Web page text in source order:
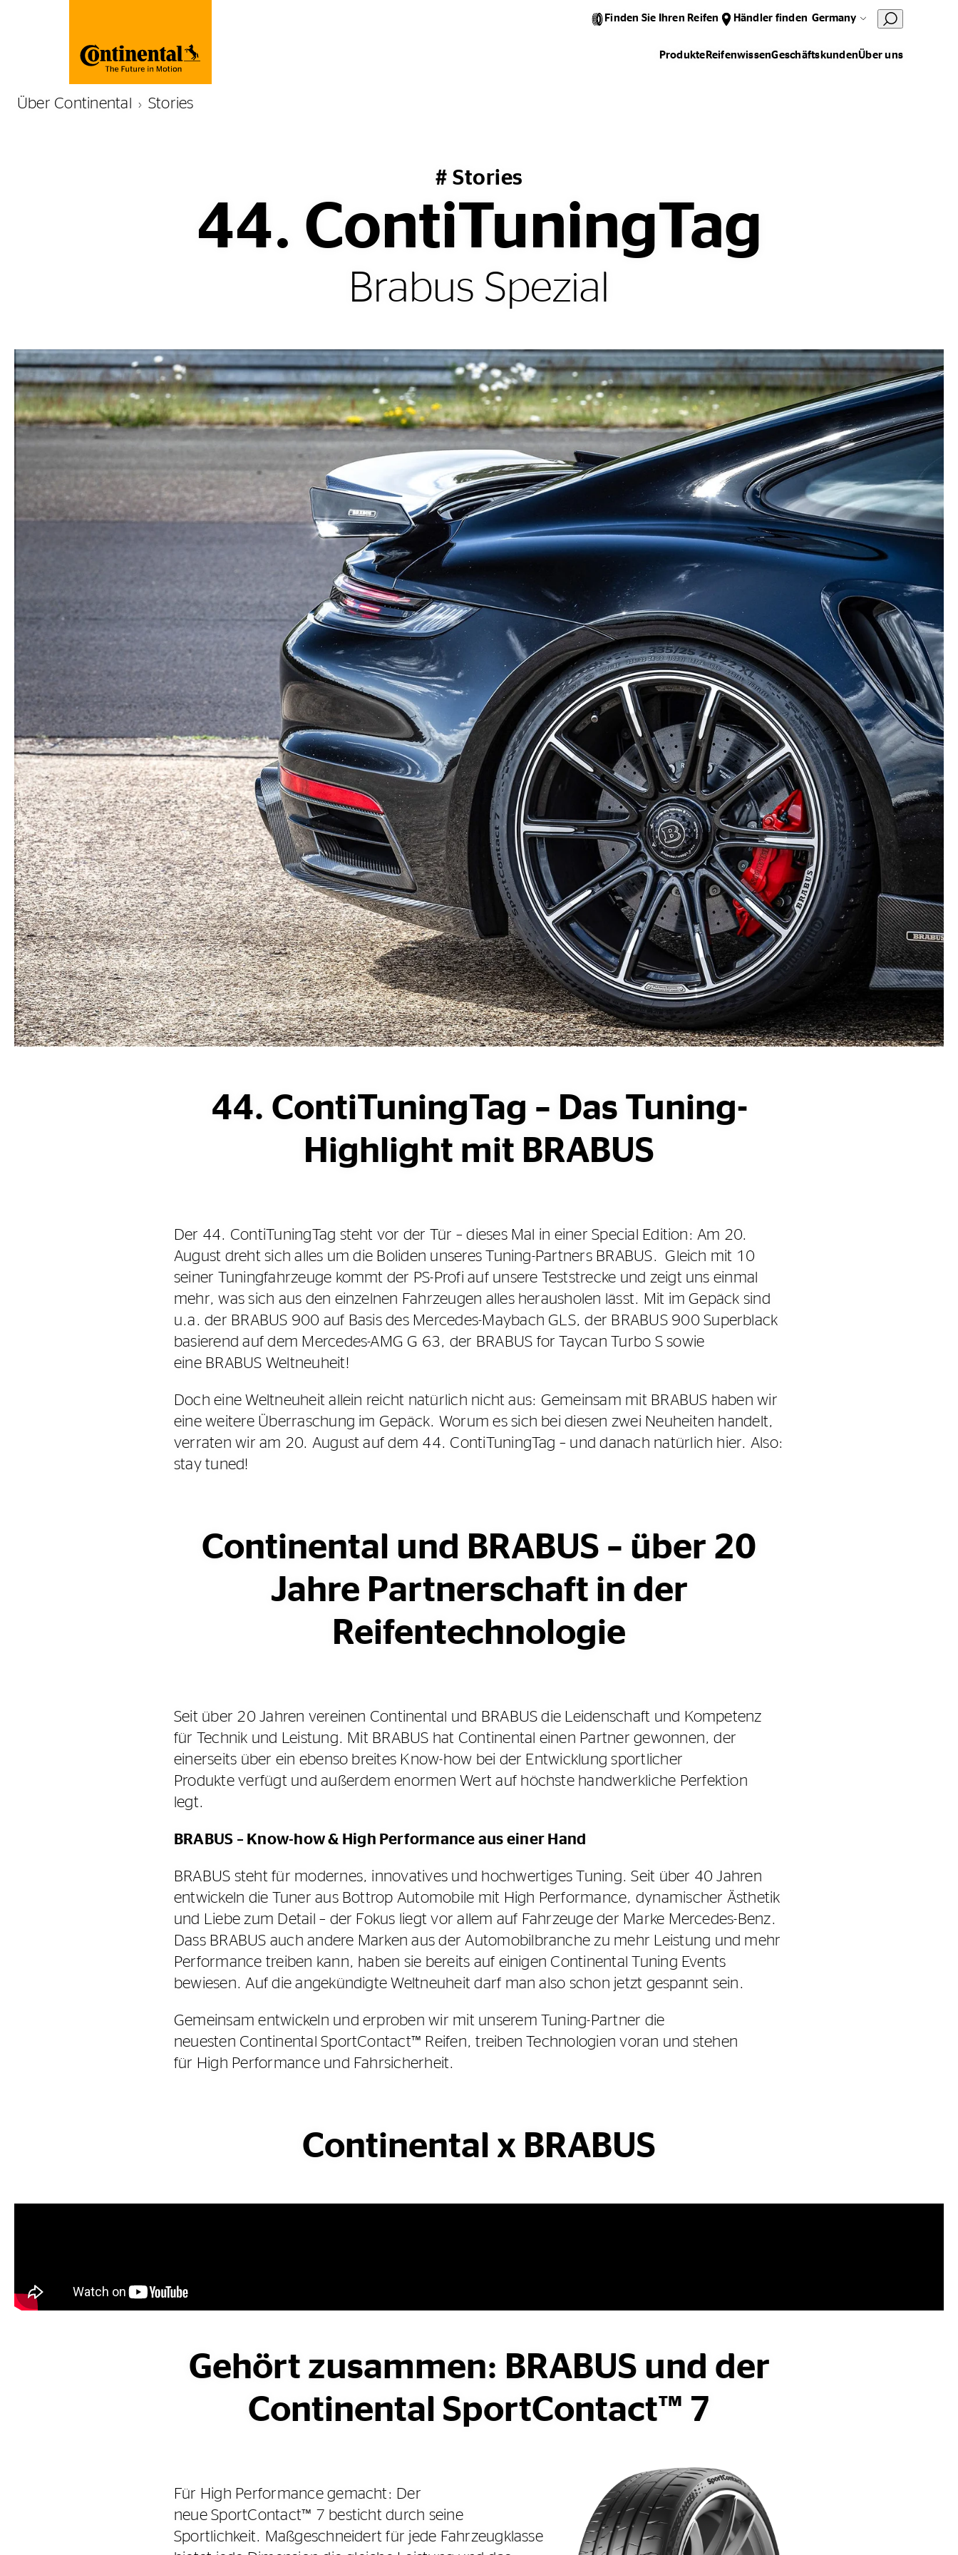
Finden Sie Ihren Reifen Händler finden Germany
Produkte ReifenwissenGeschäftskundenÜber uns
Über Continental Stories
# Stories
44. ContiTuningTag
Brabus Spezial
44. ContiTuningTag – Das Tuning-
Highlight mit BRABUS
Der 44. ContiTuningTag steht vor der Tür – dieses Mal in einer Special Edition: Am 20.
August dreht sich alles um die Boliden unseres Tuning-Partners BRABUS. Gleich mit 10
seiner Tuningfahrzeuge kommt der PS-Profi auf unsere Teststrecke und zeigt uns einmal
mehr, was sich aus den einzelnen Fahrzeugen alles herausholen lässt. Mit im Gepäck sind
u.a. der BRABUS 900 auf Basis des Mercedes-Maybach GLS, der BRABUS 900 Superblack
basierend auf dem Mercedes-AMG G 63, der BRABUS for Taycan Turbo S sowie
eine BRABUS Weltneuheit!
Doch eine Weltneuheit allein reicht natürlich nicht aus: Gemeinsam mit BRABUS haben wir
eine weitere Überraschung im Gepäck. Worum es sich bei diesen zwei Neuheiten handelt,
verraten wir am 20. August auf dem 44. ContiTuningTag – und danach natürlich hier. Also:
stay tuned!
Continental und BRABUS – über 20
Jahre Partnerschaft in der
Reifentechnologie
Seit über 20 Jahren vereinen Continental und BRABUS die Leidenschaft und Kompetenz
für Technik und Leistung. Mit BRABUS hat Continental einen Partner gewonnen, der
einerseits über ein ebenso breites Know-how bei der Entwicklung sportlicher
Produkte verfügt und außerdem enormen Wert auf höchste handwerkliche Perfektion
legt.
BRABUS – Know-how & High Performance aus einer Hand
BRABUS steht für modernes, innovatives und hochwertiges Tuning. Seit über 40 Jahren
entwickeln die Tuner aus Bottrop Automobile mit High Performance, dynamischer Ästhetik
und Liebe zum Detail – der Fokus liegt vor allem auf Fahrzeuge der Marke Mercedes-Benz.
Dass BRABUS auch andere Marken aus der Automobilbranche zu mehr Leistung und mehr
Performance treiben kann, haben sie bereits auf einigen Continental Tuning Events
bewiesen. Auf die angekündigte Weltneuheit darf man also schon jetzt gespannt sein.
Gemeinsam entwickeln und erproben wir mit unserem Tuning-Partner die
neuesten Continental SportContact™ Reifen, treiben Technologien voran und stehen
für High Performance und Fahrsicherheit.
Continental x BRABUS
Gehört zusammen: BRABUS und der
Continental SportContact™ 7
Für High Performance gemacht: Der
neue SportContact™ 7 besticht durch seine
Sportlichkeit. Maßgeschneidert für jede Fahrzeugklasse